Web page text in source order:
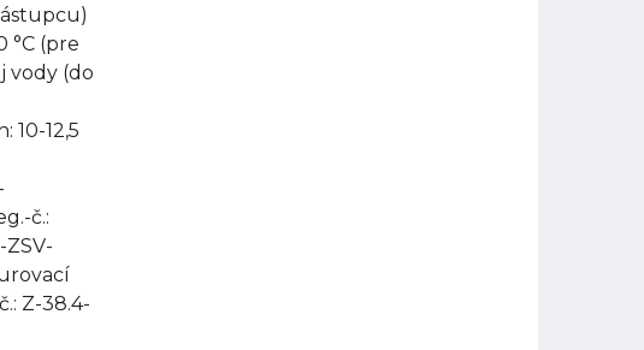
°C (pre
vody (do
10-12,5
č.:
ZSV-
Z-38.4-